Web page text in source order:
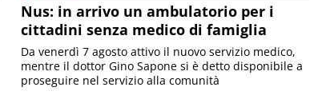
Nus: in arrivo un ambulatorio per i
cittadini senza medico di famiglia
Da venerdì 7 agosto attivo il nuovo servizio medico,
mentre il dottor Gino Sapone si è detto disponibile a
proseguire nel servizio alla comunità